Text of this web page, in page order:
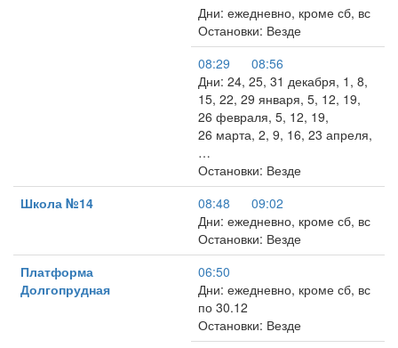
Дни: ежедневно, кроме сб, вс
Остановки: Везде
08:29
08:56
Дни: 24, 25, 31 декабря, 1, 8,
15, 22, 29 января, 5, 12, 19,
26 февраля, 5, 12, 19,
26 марта, 2, 9, 16, 23 апреля,
…
Остановки: Везде
Школа №14
08:48
09:02
Дни: ежедневно, кроме сб, вс
Остановки: Везде
Платформа
Долгопрудная
06:50
Дни: ежедневно, кроме сб, вс
по 30.12
Остановки: Везде